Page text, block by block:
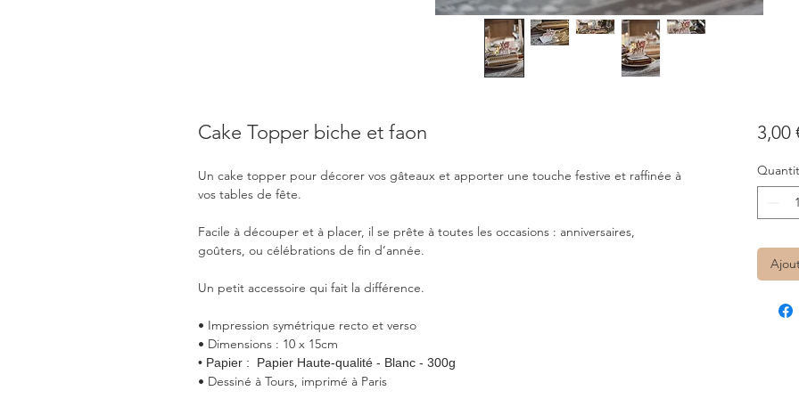
Cake Topper biche et faon
Un cake topper pour décorer vos gâteaux et apporter une touche festive et raffinée à
vos tables de fête.
Facile à découper et à placer, il se prête à toutes les occasions : anniversaires,
goûters, ou célébrations de fin d’année.
Un petit accessoire qui fait la différence.
• Impression symétrique recto et verso
• Dimensions : 10 x 15cm
• Papier : Papier Haute-qualité - Blanc - 300g
• Dessiné à Tours, imprimé à Paris
3,00